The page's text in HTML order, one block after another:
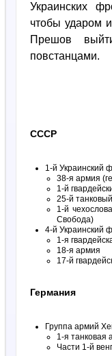
Украинских
чтобы ударом
Прешов
повстанцами.
СССР
1-й Украинский
38-я армия
1-й
25-й
1-й
Свобода)
4-й Украинский
1-я
18-я армия
17-й
Германия
Группа армий
1-я танковая
Части 1-й